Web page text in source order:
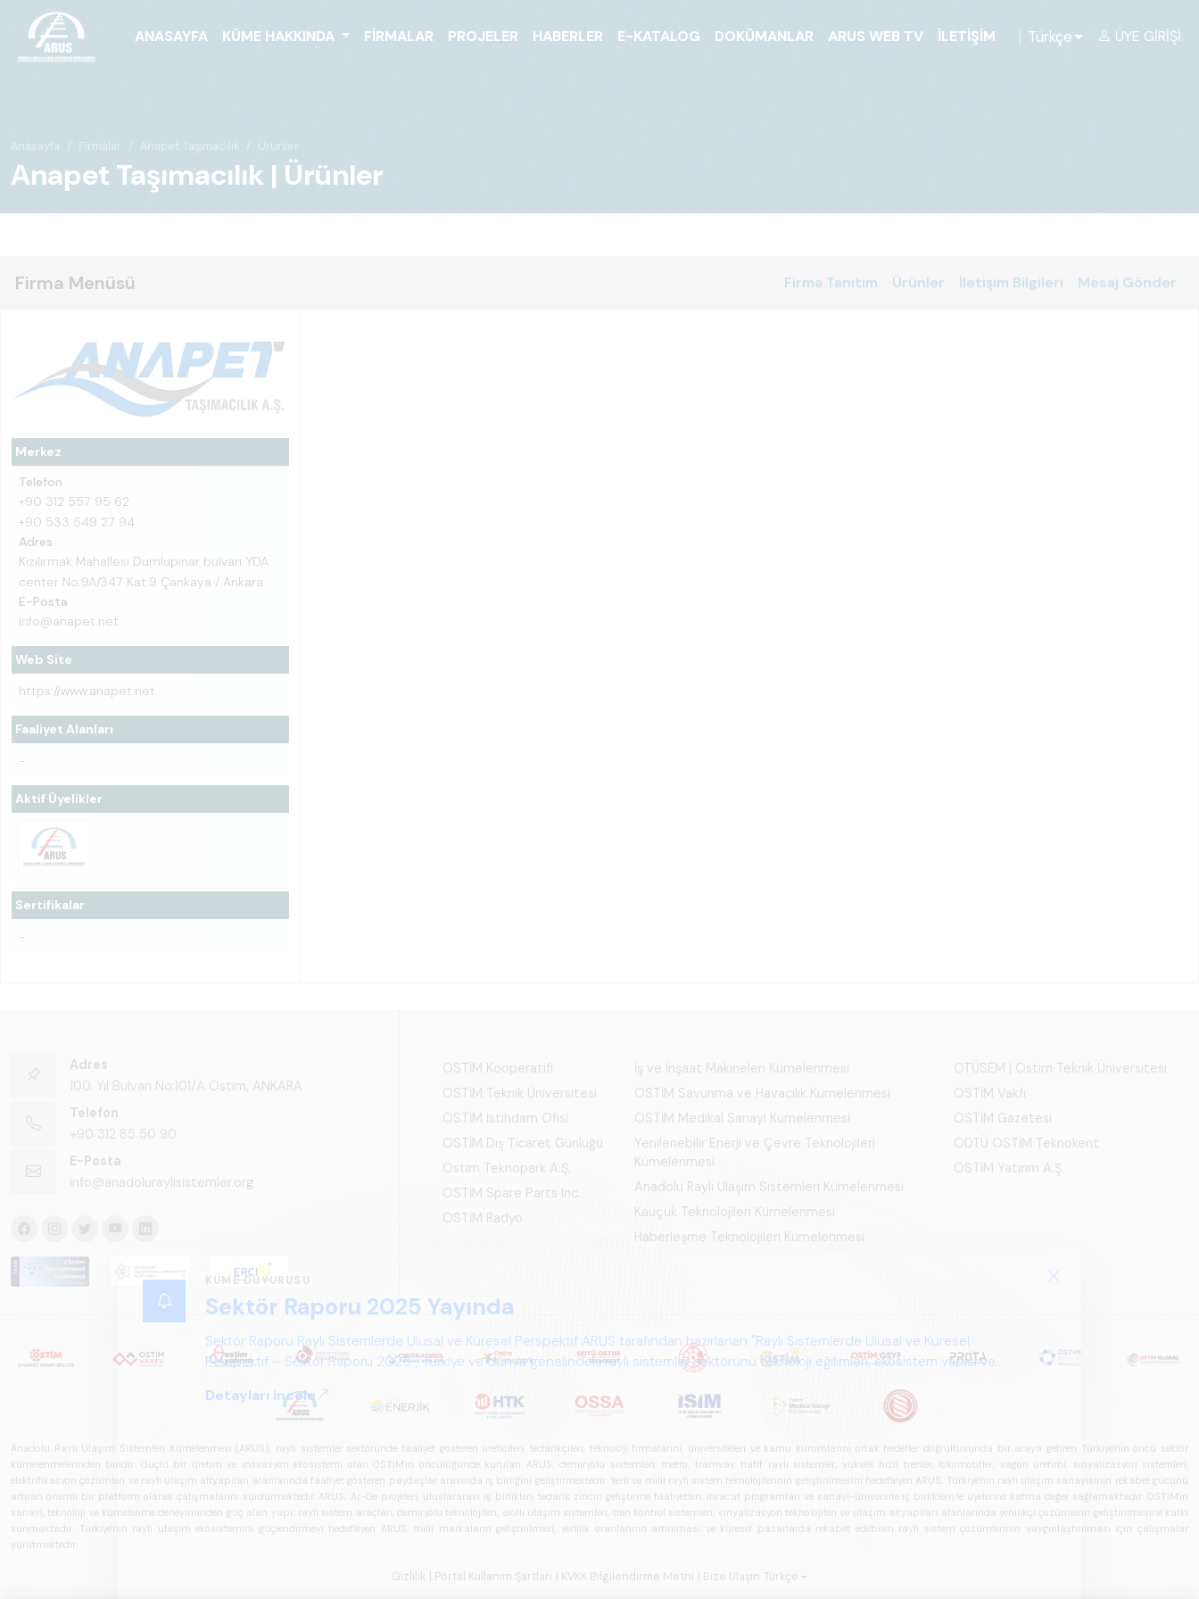
ANASAYFA KÜME HAKKINDA FIRMALAR PROJELER HABERLER E-KATALOG DOKÜMANLAR ARUS WEB TV İLETIŞIM Türkçe ÜYE GIRIŞI
Anasayfa Firmalar Anapet Taşımacılık Ürünler
Anapet Taşımacılık | Ürünler
Firma Menüsü Firma Tanıtım Ürünler İletişim Bilgileri Mesaj Gönder
Merkez
Telefon
+90 312 557 95 62
+90 533 549 27 94
Adres
Kızılırmak Mahallesi Dumlupınar bulvarı YDA
center No:9A/347 Kat:9 Çankaya / Ankara
E-Posta
info@anapet.net
Web Site
https://www.anapet.net
Faaliyet Alanları
-
Aktif Üyelikler
Sertifikalar
-
KÜME DUYURUSU
Sektör Raporu 2025 Yayında
Sektör Raporu Raylı Sistemlerde Ulusal ve Küresel Perspektif ARUS tarafından hazırlanan "Raylı Sistemlerde Ulusal ve Küresel
Perspektif – Sektör Raporu 2025", Türkiye ve dünya genelindeki raylı sistemler sektörünü teknoloji eğilimleri, ekosistem yapısı ve
Detayları incele
Adres
100. Yıl Bulvarı No:101/A Ostim, ANKARA
Telefon
+90 312 85 50 90
E-Posta
info@anadoluraylisistemler.org
OSTİM Kooperatifi
OSTİM Teknik Üniversitesi
OSTİM İstihdam Ofisi
OSTİM Dış Ticaret Günlüğü
Ostim Teknopark A.Ş.
OSTİM Spare Parts Inc.
OSTİM Radyo
İş ve İnşaat Makineleri Kümelenmesi
OSTİM Savunma ve Havacılık Kümelenmesi
OSTİM Medikal Sanayi Kümelenmesi
Yenilenebilir Enerji ve Çevre Teknolojileri
Kümelenmesi
Anadolu Raylı Ulaşım Sistemleri Kümelenmesi
Kauçuk Teknolojileri Kümelenmesi
Haberleşme Teknolojileri Kümelenmesi
OTÜSEM | Ostim Teknik Üniversitesi
OSTİM Vakfı
OSTİM Gazetesi
ODTÜ OSTİM Teknokent
OSTİM Yatırım A.Ş.
Anadolu Raylı Ulaşım Sistemleri Kümelenmesi (ARUS), raylı sistemler sektöründe faaliyet gösteren üreticileri, tedarikçileri, teknoloji firmalarını, üniversiteleri ve kamu kurumlarını ortak hedefler doğrultusunda bir araya getiren Türkiye'nin öncü sektör
kümelenmelerinden biridir. Güçlü bir üretim ve inovasyon ekosistemi olan OSTİM'in öncülüğünde kurulan ARUS; demiryolu sistemleri, metro, tramvay, hafif raylı sistemler, yüksek hızlı trenler, lokomotifler, vagon üretimi, sinyalizasyon sistemleri,
elektrifikasyon çözümleri ve raylı ulaşım altyapıları alanlarında faaliyet gösteren paydaşlar arasında iş birliğini geliştirmektedir. Yerli ve milli raylı sistem teknolojilerinin geliştirilmesini hedefleyen ARUS, Türkiye'nin raylı ulaşım sanayisinin rekabet gücünü
artıran önemli bir platform olarak çalışmalarını sürdürmektedir. ARUS; Ar-Ge projeleri, uluslararası iş birlikleri, tedarik zinciri geliştirme faaliyetleri, ihracat programları ve sanayi-üniversite iş birlikleriyle üyelerine katma değer sağlamaktadır. OSTİM'in
sanayi, teknoloji ve kümelenme deneyiminden güç alan yapı; raylı sistem araçları, demiryolu teknolojileri, akıllı ulaşım sistemleri, tren kontrol sistemleri, sinyalizasyon teknolojileri ve ulaşım altyapıları alanlarında yenilikçi çözümlerin geliştirilmesine katkı
sunmaktadır. Türkiye'nin raylı ulaşım ekosistemini güçlendirmeyi hedefleyen ARUS, milli markaların geliştirilmesi, yerlilik oranlarının artırılması ve küresel pazarlarda rekabet edebilen raylı sistem çözümlerinin yaygınlaştırılması için çalışmalar
yürütmektedir.
Gizlilik | Portal Kullanım Şartları | KVKK Bilgilendirme Metni | Bize Ulaşın Türkçe